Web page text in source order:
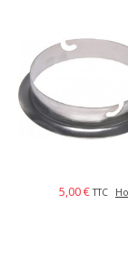
5,00 € TTC